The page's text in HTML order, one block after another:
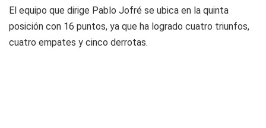
El equipo que dirige Pablo Jofré se ubica en la quinta
posición con 16 puntos, ya que ha logrado cuatro triunfos,
cuatro empates y cinco derrotas.